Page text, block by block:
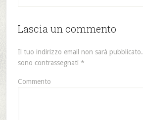
Lascia un commento
Il tuo indirizzo email non sarà pubblicato.
sono contrassegnati *
Commento